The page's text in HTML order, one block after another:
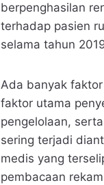
berpenghasilan
terhadap pasien
selama tahun
Ada banyak
faktor utama
pengelolaan,
sering terjadi
medis yang
pembacaan